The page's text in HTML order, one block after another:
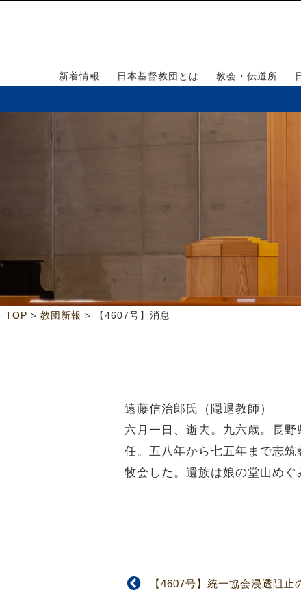
新着情報 日本基督教団とは 教会・伝道所
TOP > 教団新報 > 【4607号】消息
遠藤信治郎氏（隠退教師）
六月一日、逝去。九六歳。長
任。五八年から七五年まで志
牧会した。遺族は娘の堂山めぐ